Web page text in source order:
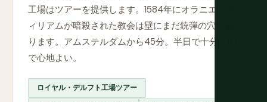
工場はツアーを提供します。1584年にオラニエのウ
ィリアムが暗殺された教会は壁にまだ銃弾の穴があ
ります。アムステルダムから45分。半日で十分；1日
で心地よい。
ロイヤル・デルフト工場ツアー